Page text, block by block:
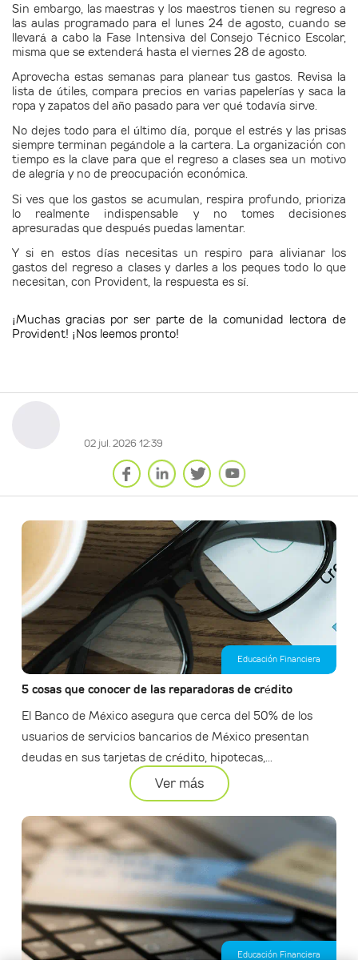
Sin embargo, las maestras y los maestros tienen su regreso a
las aulas programado para el lunes 24 de agosto, cuando se
llevará a cabo la Fase Intensiva del Consejo Técnico Escolar,
misma que se extenderá hasta el viernes 28 de agosto.
Aprovecha estas semanas para planear tus gastos. Revisa la
lista de útiles, compara precios en varias papelerías y saca la
ropa y zapatos del año pasado para ver qué todavía sirve.
No dejes todo para el último día, porque el estrés y las prisas
siempre terminan pegándole a la cartera. La organización con
tiempo es la clave para que el regreso a clases sea un motivo
de alegría y no de preocupación económica.
Si ves que los gastos se acumulan, respira profundo, prioriza
lo realmente indispensable y no tomes decisiones
apresuradas que después puedas lamentar.
Y si en estos días necesitas un respiro para alivianar los
gastos del regreso a clases y darles a los peques todo lo que
necesitan, con Provident, la respuesta es sí.
¡Muchas gracias por ser parte de la comunidad lectora de
Provident! ¡Nos leemos pronto!
02 jul. 2026 12:39
Educación Financiera
5 cosas que conocer de las reparadoras de crédito
El Banco de México asegura que cerca del 50% de los
usuarios de servicios bancarios de México presentan
deudas en sus tarjetas de crédito, hipotecas,...
Ver más
Educación Financiera